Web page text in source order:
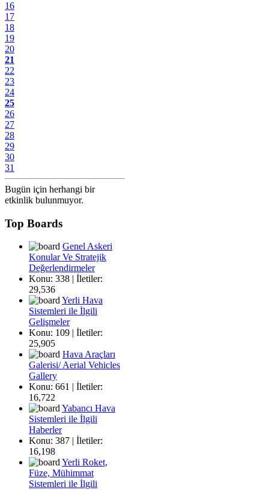
16
17
18
19
20
21
22
23
24
25
26
27
28
29
30
31
Bugün için herhangi bir
etkinlik bulunmuyor.
Top Boards
Genel Askeri
Konular Ve Stratejik
Değerlendirmeler
Konu: 338 | İletiler:
29,536
Yerli Hava
Sistemleri ile İlgili
Gelişmeler
Konu: 109 | İletiler:
25,905
Hava Araçları
Galerisi/ Aerial Vehicles
Gallery
Konu: 661 | İletiler:
16,722
Yabancı Hava
Sistemleri ile İlgili
Haberler
Konu: 387 | İletiler:
16,198
Yerli Roket,
Füze, Mühimmat
Sistemleri ile İlgili